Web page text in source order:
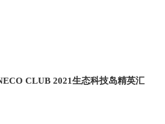
CLUB 2021生态科技岛精英汇